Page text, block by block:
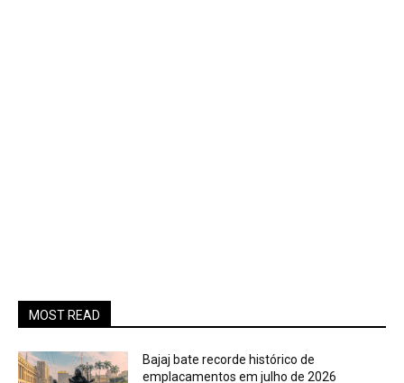
MOST READ
Bajaj bate recorde histórico de
emplacamentos em julho de 2026